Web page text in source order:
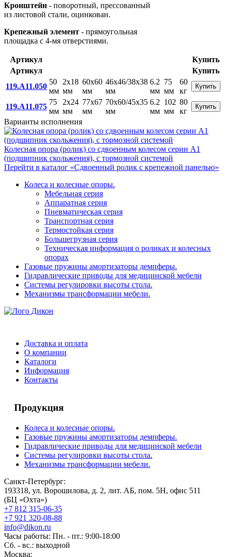
Кронштейн - поворотный, прессованный
из листовой стали, оцинкован.
Крепежный элемент - прямоугольная
площадка с 4-мя отверстиями.
Артикул
Купить
Артикул
Купить
119.A11.050
50
мм
2x18
мм
60x60
мм
46x46/38x38
мм
6.2
мм
75
мм
60
кг
Купить
119.A11.075
75
мм
2x24
мм
77x67
мм
70x60/45x35
мм
6.2
мм
102
мм
80
кг
Купить
Варианты исполнения
Колесная опора (ролик) со сдвоенным колесом серии А1
(подшипник скольжения), с тормозной системой
Перейти в каталог «Сдвоенный ролик с крепежной панелью»
Колеса и колесные опоры.
Мебельная серия
Аппаратная серия
Пневматическая серия
Транспортная серия
Термостойкая серия
Большегрузная серия
Техническая информация о роликах и колесных
опорах
Газовые пружины амортизаторы демпферы.
Гидравлические приводы для медицинской мебели
Системы регулировки высоты стола.
Механизмы трансформации мебели.
Доставка и оплата
О компании
Каталоги
Информация
Контакты
Продукция
Колеса и колесные опоры.
Газовые пружины амортизаторы демпферы.
Гидравлические приводы для медицинской мебели
Системы регулировки высоты стола.
Механизмы трансформации мебели.
Санкт-Петербург:
193318, ул. Ворошилова, д. 2, лит. АБ, пом. 5Н, офис 511
(БЦ «Охта»)
+7 812 315-06-35
+7 921 320-08-88
info@dikon.ru
Часы работы: Пн. - пт.: 9:00-18:00
Сб. - вс.: выходной
Москва: